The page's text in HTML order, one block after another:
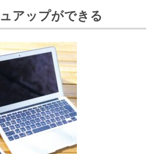
アップができる